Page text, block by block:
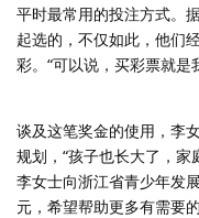
平时最常用的投注方式。
起选的，不仅如此，他们
彩。“可以说，买彩票就是
谈及这笔奖金的使用，李
规划，“孩子也长大了，家
李女士向浙江省青少年发
元，希望帮助更多有需要的